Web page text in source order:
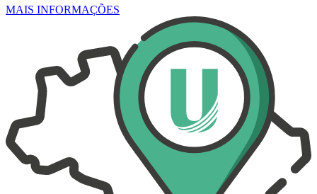
MAIS INFORMAÇÕES